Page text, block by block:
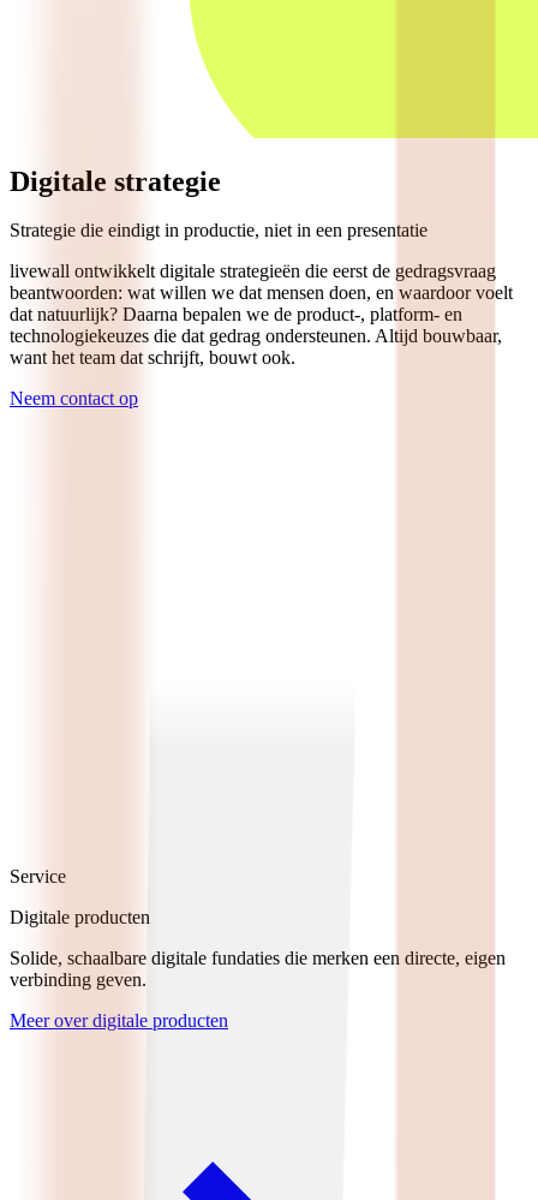
Digitale strategie
Strategie die eindigt in productie, niet in een presentatie
livewall ontwikkelt digitale strategieën die eerst de gedragsvraag
beantwoorden: wat willen we dat mensen doen, en waardoor voelt
dat natuurlijk? Daarna bepalen we de product-, platform- en
technologiekeuzes die dat gedrag ondersteunen. Altijd bouwbaar,
want het team dat schrijft, bouwt ook.
Neem contact op
Service
Digitale producten
Solide, schaalbare digitale fundaties die merken een directe, eigen
verbinding geven.
Meer over digitale producten